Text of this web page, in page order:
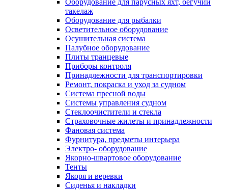
Оборудование для парусных яхт, бегучий
такелаж
Оборудование для рыбалки
Осветительное оборудование
Осушительная система
Палубное оборудование
Плиты транцевые
Приборы контроля
Принадлежности для транспортировки
Ремонт, покраска и уход за судном
Система пресной воды
Системы управления судном
Стеклоочистители и стекла
Страховочные жилеты и принадлежности
Фановая система
Фурнитура, предметы интерьера
Электро- оборудование
Якорно-швартовое оборудование
Тенты
Якоря и веревки
Сиденья и накладки